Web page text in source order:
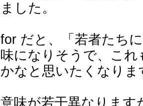
ました。
for だと、「若者たち
味になりそうで、こ
かなと思いたくなりま
意味が若干異なります